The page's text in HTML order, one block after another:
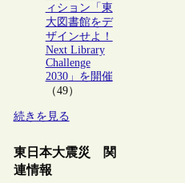
ィション「東
大図書館をデ
ザインせよ！
Next Library
Challenge
2030」を開催
（49）
続きを見る
東日本大震災 関
連情報